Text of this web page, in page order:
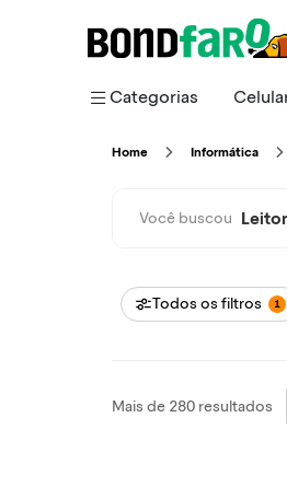
Categorias
Home Informática
Você buscou
Todos os filtros 1
Mais de 280 resultados